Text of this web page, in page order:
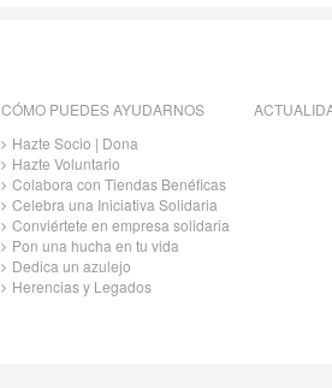
CÓMO PUEDES AYUDARNOS
Hazte Socio | Dona
Hazte Voluntario
Colabora con Tiendas Benéficas
Celebra una Iniciativa Solidaria
Conviértete en empresa solidaria
Pon una hucha en tu vida
Dedica un azulejo
Herencias y Legados